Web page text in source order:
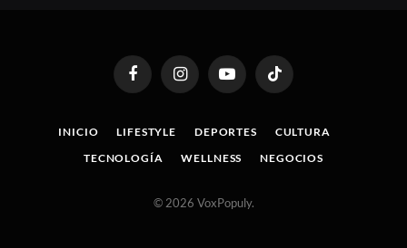
FacebookInstagramYouTubeTikTok
INICIO LIFESTYLE DEPORTES
CULTURA
TECNOLOGÍA
WELLNESS NEGOCIOS
© 2026 VoxPopuly.